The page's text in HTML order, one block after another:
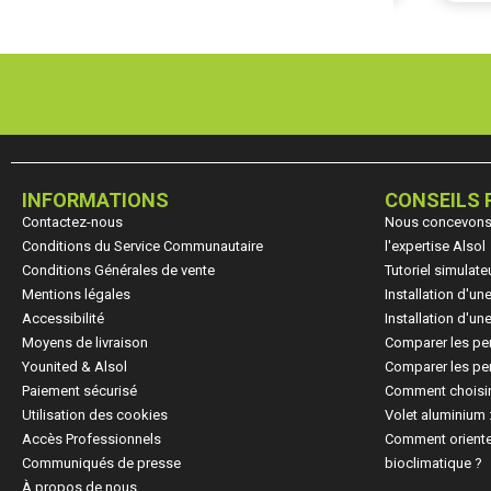
INFORMATIONS
Contactez-nous
Conditions du Service Communautaire
Conditions Générales de vente
Mentions légales
Accessibilité
Moyens de livraison
Younited & Alsol
Paiement sécurisé
Utilisation des cookies
Accès Professionnels
Communiqués de presse
À propos de nous
CONSEILS
Nous
l'expertise Alsol
Tutoriel
Installation
Installation
Comparer les
Comparer les
Comment
Volet aluminium
Comment
bioclimatique ?